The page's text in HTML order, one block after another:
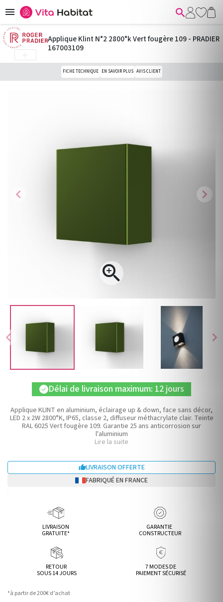
 
chevron_left chevron_right
chevron_left

chevron_right
Applique Klint N°2 2800°k Vert fougère 109 - PRADIER
167003109
FICHE TECHNIQUE EN SAVOIR PLUS AVIS CLIENT
check Délai de livraison maximum: 12 jours
Applique KLINT en aluminium, éclairage up & down, face sans décor,
LED 2 x 2W 2800°K, IP65, classe 2, diffuseur méthacrylate clair. Teinte
RAL 6025 Vert fougère 109. Garantie 25 ans anticorrosion sur
l'aluminium
Lire la suite
LIVRAISON OFFERTE
FABRIQUÉ EN FRANCE
LIVRAISON
GRATUITE*
GARANTIE
CONSTRUCTEUR
RETOUR
SOUS 14 JOURS
7 MODES DE
PAIEMENT SÉCURISÉ
*à partir de 200€ d’achat